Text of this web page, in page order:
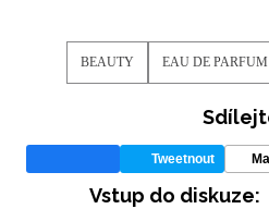
BEAUTY EAU DE PARFUM
Tweetnout
Vstup do diskuze: